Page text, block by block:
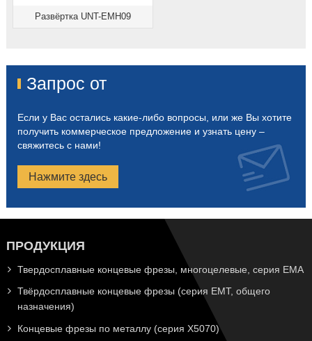
Развёртка UNT-EMH09
Запрос от
Если у Вас остались какие-либо вопросы, или же Вы хотите
получить коммерческое предложение и узнать цену –
свяжитесь с нами!
Нажмите здесь
ПРОДУКЦИЯ
Твердосплавные концевые фрезы, многоцелевые, серия EMA
Твёрдосплавные концевые фрезы (серия EMT, общего
назначения)
Концевые фрезы по металлу (серия X5070)